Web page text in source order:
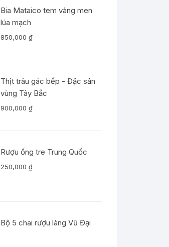
Bia Mataico tem vàng men
lúa mạch
850,000 ₫
Thịt trâu gác bếp - Đặc sản
vùng Tây Bắc
900,000 ₫
Rượu ống tre Trung Quốc
250,000 ₫
Bộ 5 chai rượu làng Vũ Đại